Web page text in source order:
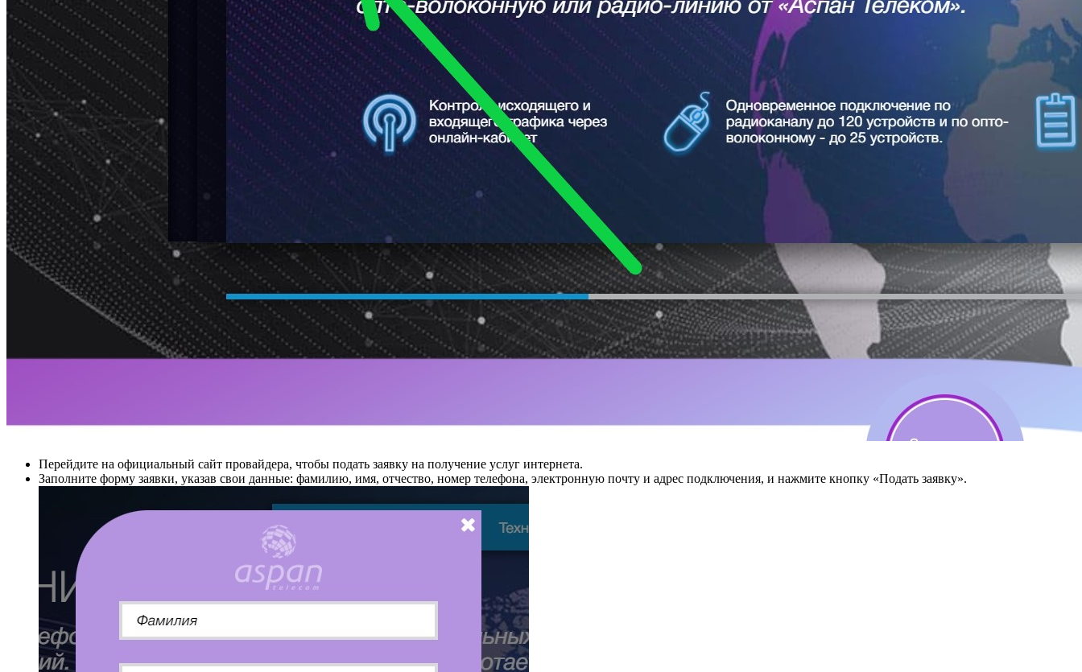
Перейдите на официальный сайт провайдера, чтобы подать заявку на получение услуг интернета.
Заполните форму заявки, указав свои данные: фамилию, имя, отчество, номер телефона, электронную почту и адрес подключения, и нажмите кнопку «Подать заявку».